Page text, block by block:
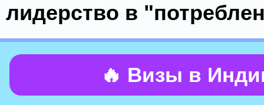
лидерство в
🔥 Визы в